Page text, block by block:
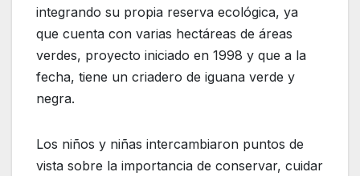
integrando su propia reserva ecológica, ya
que cuenta con varias hectáreas de áreas
verdes, proyecto iniciado en 1998 y que a la
fecha, tiene un criadero de iguana verde y
negra.
Los niños y niñas intercambiaron puntos de
vista sobre la importancia de conservar, cuidar